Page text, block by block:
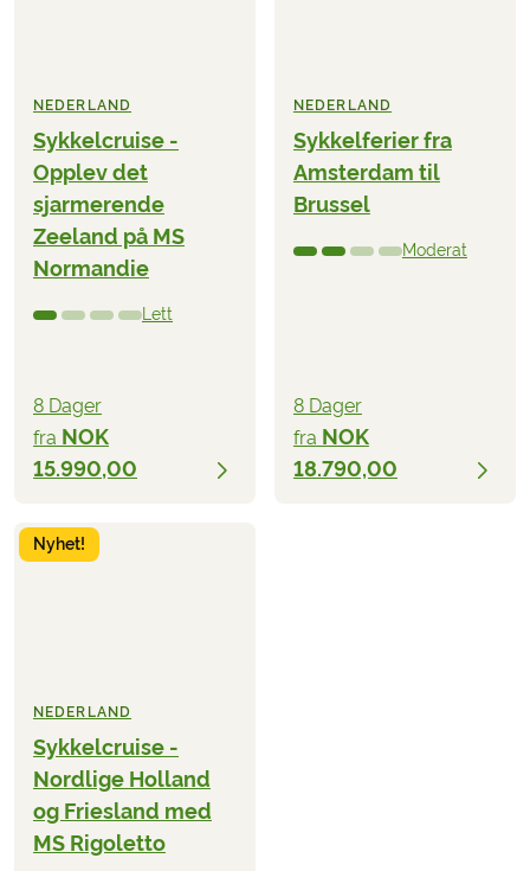
NEDERLAND
Sykkelcruise -
Opplev det
sjarmerende
Zeeland på MS
Normandie
Lett
8 Dager
fra NOK
15.990,00
NEDERLAND
Sykkelferier fra
Amsterdam til
Brussel
Moderat
8 Dager
fra NOK
18.790,00
Nyhet!
NEDERLAND
Sykkelcruise -
Nordlige Holland
og Friesland med
MS Rigoletto